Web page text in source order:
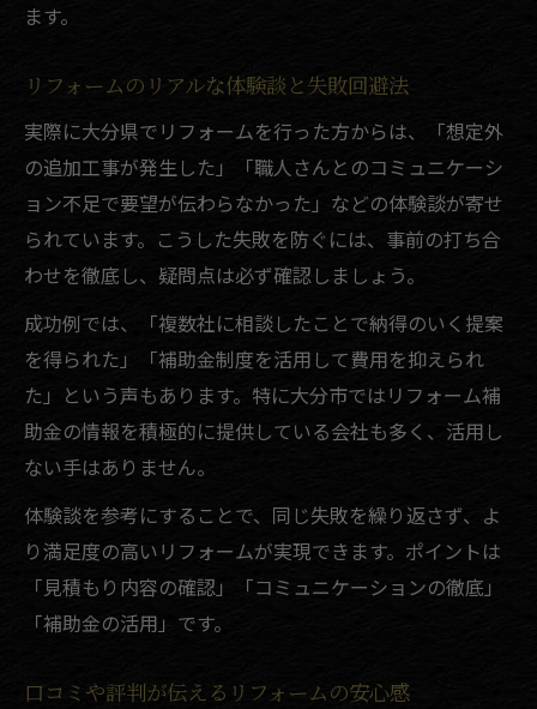
ます。
リフォームのリアルな体験談と失敗回避法
実際に大分県でリフォームを行った方からは、「想定外
の追加工事が発生した」「職人さんとのコミュニケーシ
ョン不足で要望が伝わらなかった」などの体験談が寄せ
られています。こうした失敗を防ぐには、事前の打ち合
わせを徹底し、疑問点は必ず確認しましょう。
成功例では、「複数社に相談したことで納得のいく提案
を得られた」「補助金制度を活用して費用を抑えられ
た」という声もあります。特に大分市ではリフォーム補
助金の情報を積極的に提供している会社も多く、活用し
ない手はありません。
体験談を参考にすることで、同じ失敗を繰り返さず、よ
り満足度の高いリフォームが実現できます。ポイントは
「見積もり内容の確認」「コミュニケーションの徹底」
「補助金の活用」です。
口コミや評判が伝えるリフォームの安心感